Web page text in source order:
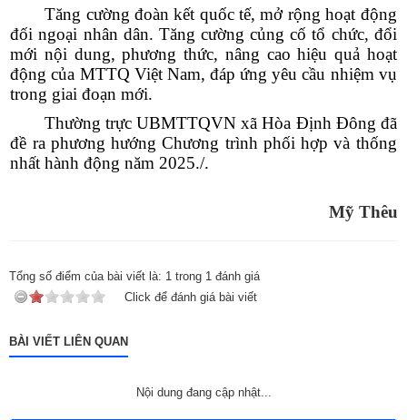
Tăng cường đoàn kết quốc tế, mở rộng hoạt động
đối ngoại nhân dân. Tăng cường củng cố tổ chức, đổi
mới nội dung, phương thức, nâng cao hiệu quả hoạt
động của MTTQ Việt Nam, đáp ứng yêu cầu nhiệm vụ
trong giai đoạn mới.
Thường trực UBMTTQVN xã Hòa Định Đông đã
đề ra phương hướngChương trình phối hợp và thống
nhất hành động năm 2025./.
Mỹ Thêu
Tổng số điểm của bài viết là: 1 trong 1 đánh giá
Click để đánh giá bài viết
BÀI VIẾT LIÊN QUAN
Nội dung đang cập nhật...
ông (bà): Lê Văn Phương để thực hiện Dự án: Hồ Suối Cái xã
Phú Hòa 1 - đợt 31. Địa điểm: Thôn Nhất Sơn, xã Phú Hòa 1,
tỉnh Đắk Lắk)
Ngày ban hành: (31/07/2026)
Số:11/TB-TTCƯDVSNC
Tên:(Thông báo về việc cho thuê nhà do Trung tâm Cung ứng
dịch vụ sự nghiệp công xã quản lý, khai thác)
Ngày ban hành: (31/07/2026)
(Thông báo về việc công bố Danh mục thủ tục hành chính
mới ban hành lĩnh vực giáo dục và đào tạo thuộc phạm vi, chức
Số: 670/TB-UBND
Tên:(Thông báo về việc công bố Danh mục thủ tục hành chính
nạn, cứu hộ thuộc thẩm quyền giải quyết của UBND cấp xã trên
địa bàn tỉnh Đắk Lắk)